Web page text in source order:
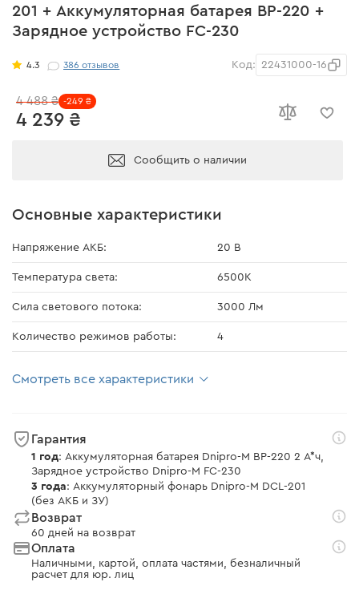
201 + Аккумуляторная батарея BP-220 +
Зарядное устройство FC-230
4.3 386отзывов Код: 22431000-16
4 239 ₴
4 488 ₴ -249 ₴
Сообщить о наличии
Основные характеристики
Напряжение АКБ: 20 В
Температура света: 6500К
Сила светового потока: 3000 Лм
Количество режимов работы: 4
Смотреть все характеристики
Гарантия
1 год: Аккумуляторная батарея Dnipro-M BP-220 2 А*ч,
Зарядное устройство Dnipro-M FC-230
3 года: Аккумуляторный фонарь Dnipro-M DCL-201
(без АКБ и ЗУ)
Возврат
60 дней на возврат
Оплата
Наличными, картой, оплата частями, безналичный
расчет для юр. лиц